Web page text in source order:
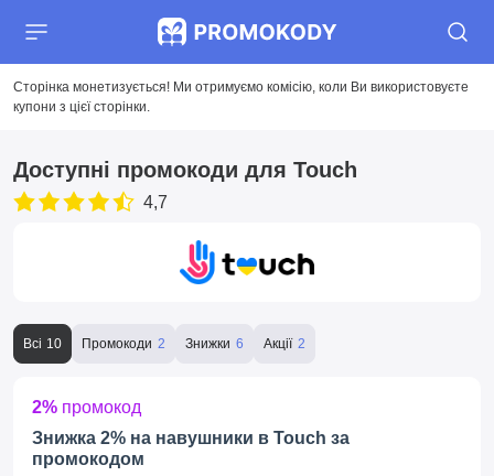
Сторінка монетизується! Ми отримуємо комісію, коли Ви використовуєте
купони з цієї сторінки.
Доступні промокоди для Touch
4,7
Всі Промокоди Знижки Акції
2% промокод
Знижка 2% на навушники в Touch за
промокодом